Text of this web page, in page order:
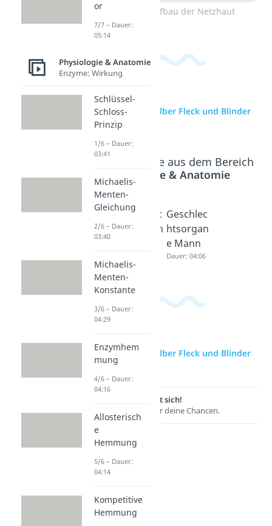
Zum Video: Aufbau der Netzhaut
zur Videoseite: Gelber Fleck und Blinder
Fleck
Beliebte Inhalte aus dem Bereich
Physiologie & Anatomie
Zapfen
Stäbchen
Geschlec
htsorgan
Geschlec
htsorgan
e Mann
Dauer: 04:06
zur Videoseite: Gelber Fleck und Blinder
Fleck
Lernen lohnt sich!
Entdecke hier deine Chancen.
or
7/7 – Dauer:
05:14
Physiologie & Anatomie
Enzyme: Wirkung
Schlüssel-
Schloss-
Prinzip
1/6 – Dauer:
03:41
Michaelis-
Menten-
Gleichung
2/6 – Dauer:
03:40
Michaelis-
Menten-
Konstante
3/6 – Dauer:
04:29
Enzymhem
mung
4/6 – Dauer:
04:16
Allosterisch
e
Hemmung
5/6 – Dauer:
04:14
Kompetitive
Hemmung